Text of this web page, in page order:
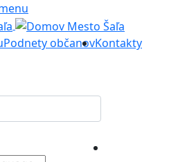
Podnety občanovKontakty